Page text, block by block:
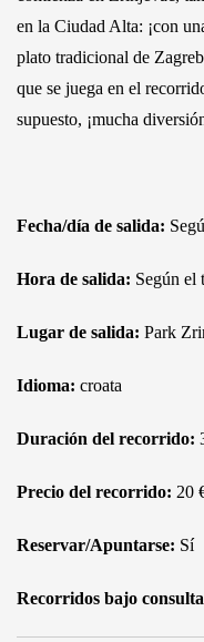
en la Ciudad Alta: ¡con
plato tradicional de
que se juega en el
supuesto, ¡mucha
Fecha/día de salida:
Hora de salida: Según el
Lugar de salida: Park
Idioma: croata
Duración del recorrido:
Precio del recorrido: 20
Reservar/Apuntarse: Sí
Recorridos bajo